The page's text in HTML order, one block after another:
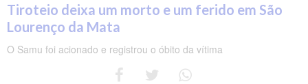
Tiroteio deixa um morto e um ferido em São
Lourenço da Mata
O Samu foi acionado e registrou o óbito da vítima